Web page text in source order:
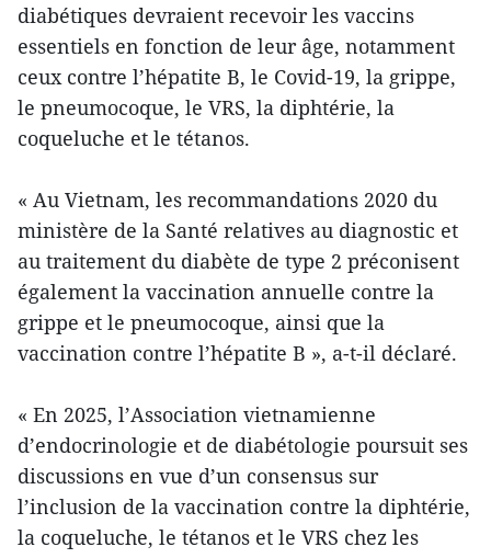
diabétiques devraient recevoir les vaccins
essentiels en fonction de leur âge, notamment
ceux contre l’hépatite B, le Covid-19, la grippe,
le pneumocoque, le VRS, la diphtérie, la
coqueluche et le tétanos.
« Au Vietnam, les recommandations 2020 du
ministère de la Santé relatives au diagnostic et
au traitement du diabète de type 2 préconisent
également la vaccination annuelle contre la
grippe et le pneumocoque, ainsi que la
vaccination contre l’hépatite B », a-t-il déclaré.
« En 2025, l’Association vietnamienne
d’endocrinologie et de diabétologie poursuit ses
discussions en vue d’un consensus sur
l’inclusion de la vaccination contre la diphtérie,
la coqueluche, le tétanos et le VRS chez les